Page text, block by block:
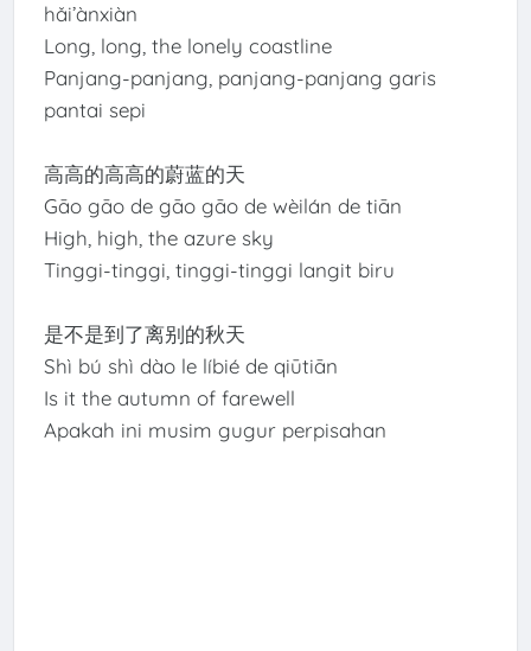
hǎi’ànxiàn
Long, long, the lonely coastline
Panjang-panjang, panjang-panjang garis
pantai sepi
高高的高高的蔚蓝的天
Gāo gāo de gāo gāo de wèilán de tiān
High, high, the azure sky
Tinggi-tinggi, tinggi-tinggi langit biru
是不是到了离别的秋天
Shì bú shì dào le líbié de qiūtiān
Is it the autumn of farewell
Apakah ini musim gugur perpisahan